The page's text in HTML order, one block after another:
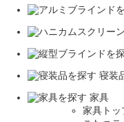
寝装
家具
家具トッ